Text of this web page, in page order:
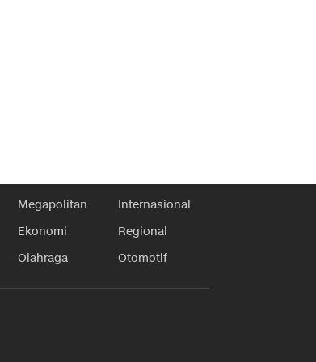
Megapolitan
Internasional
Ekonomi
Regional
Olahraga Otomotif